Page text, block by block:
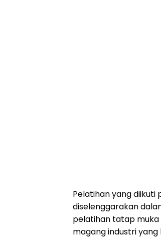
Pelatihan yang
diselenggarakan
pelatihan tatap muka
magang industri yang